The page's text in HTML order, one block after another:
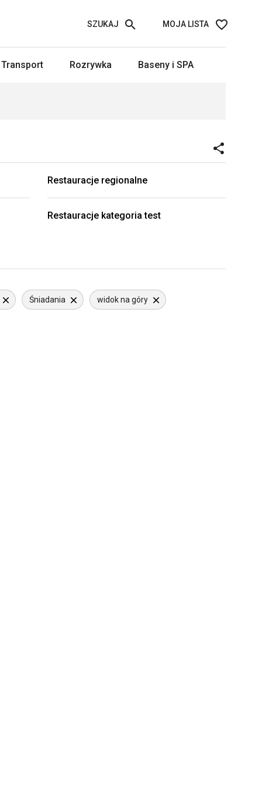
MOJA LISTA
SZUKAJ
Transport Rozrywka Baseny i SPA
Restauracje regionalne
Restauracje kategoria test
Śniadania widok na góry